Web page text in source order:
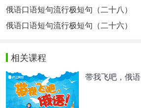
俄语口语短句流行极短句（二十八）
俄语口语短句流行极短句（二十六）
相关课程
带我飞吧，俄语